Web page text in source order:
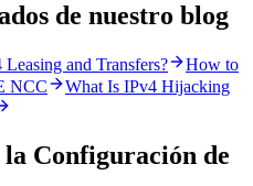
de nuestro blog
and Transfers?
How to
NCC
What Is IPv4 Hijacking
la Configuración de